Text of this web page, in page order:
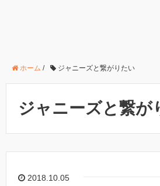
ホーム / ジャニーズと繋がりたい
ジャニーズと繋が
2018.10.05